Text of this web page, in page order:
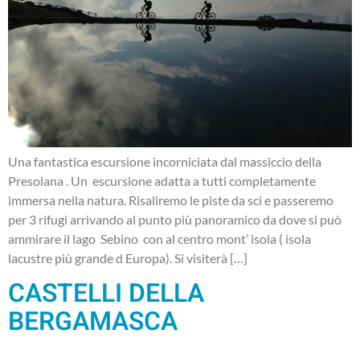
Una fantastica escursione incorniciata dal massiccio della
Presolana . Un escursione adatta a tutti completamente
immersa nella natura. Risaliremo le piste da sci e passeremo
per 3 rifugi arrivando al punto più panoramico da dove si può
ammirare il lago Sebino con al centro mont’ isola ( isola
lacustre più grande d Europa). Si visiterà […]
CASTELLI DELLA
BERGAMASCA